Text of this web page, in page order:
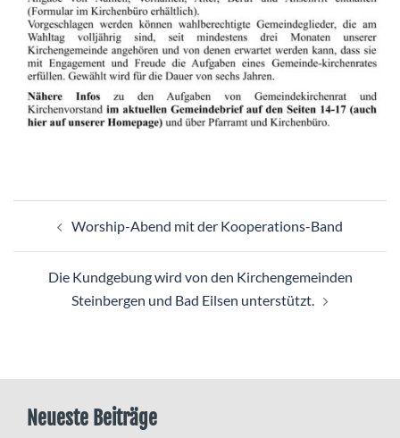
Worship-Abend mit der Kooperations-Band
Die Kundgebung wird von den Kirchengemeinden
Steinbergen und Bad Eilsen unterstützt.
Neueste Beiträge